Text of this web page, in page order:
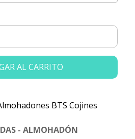
AL CARRITO
BTS Cojines
- ALMOHADÓN